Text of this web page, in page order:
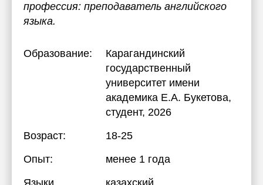
профессия: преподаватель английского
языка.
Образование:
Карагандинский
государственный
университет имени
академика Е.А. Букетова,
студент, 2026
Возраст:
18-25
Опыт:
менее 1 года
Языки
казахский